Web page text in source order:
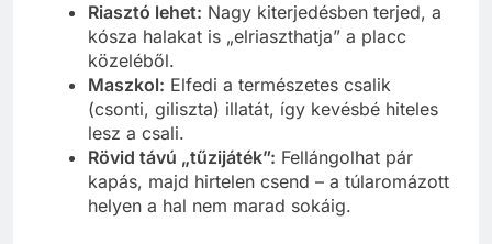
Riasztó lehet: Nagy kiterjedésben terjed, a
kósza halakat is „elriaszthatja” a placc
közeléből.
Maszkol: Elfedi a természetes csalik
(csonti, giliszta) illatát, így kevésbé hiteles
lesz a csali.
Rövid távú „tűzijáték”: Fellángolhat pár
kapás, majd hirtelen csend – a túlaromázott
helyen a hal nem marad sokáig.